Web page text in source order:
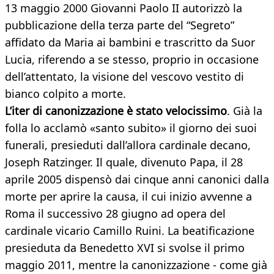
13 maggio 2000 Giovanni Paolo II autorizzò la
pubblicazione della terza parte del “Segreto”
affidato da Maria ai bambini e trascritto da Suor
Lucia, riferendo a se stesso, proprio in occasione
dell’attentato, la visione del vescovo vestito di
bianco colpito a morte.
L’iter di canonizzazione è stato velocissimo. Già la
folla lo acclamò «santo subito» il giorno dei suoi
funerali, presieduti dall’allora cardinale decano,
Joseph Ratzinger. Il quale, divenuto Papa, il 28
aprile 2005 dispensò dai cinque anni canonici dalla
morte per aprire la causa, il cui inizio avvenne a
Roma il successivo 28 giugno ad opera del
cardinale vicario Camillo Ruini. La beatificazione
presieduta da Benedetto XVI si svolse il primo
maggio 2011, mentre la canonizzazione - come già